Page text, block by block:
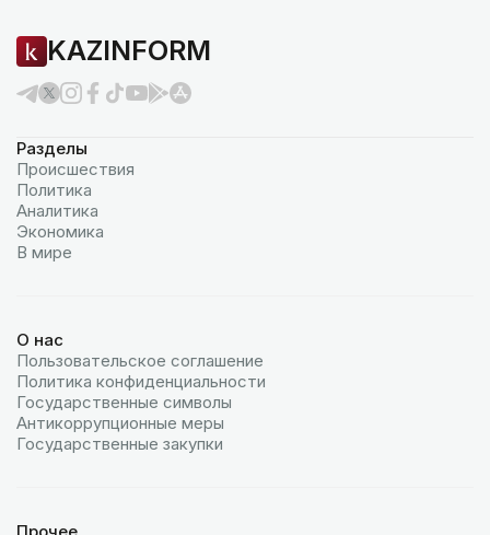
KAZINFORM
Разделы
Происшествия
Политика
Аналитика
Экономика
В мире
О нас
Пользовательское соглашение
Политика конфиденциальности
Государственные символы
Антикоррупционные меры
Государственные закупки